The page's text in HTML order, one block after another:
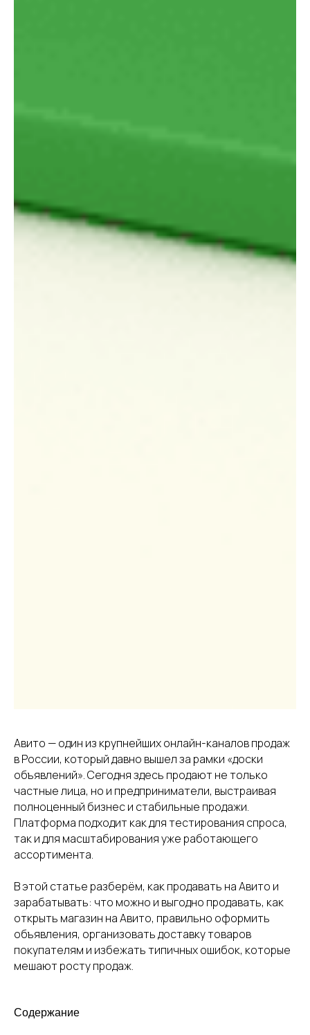
Авито — один из крупнейших онлайн-каналов продаж
в России, который давно вышел за рамки «доски
объявлений». Сегодня здесь продают не только
частные лица, но и предприниматели, выстраивая
полноценный бизнес и стабильные продажи.
Платформа подходит как для тестирования спроса,
так и для масштабирования уже работающего
ассортимента.
В этой статье разберём, как продавать на Авито и
зарабатывать: что можно и выгодно продавать, как
открыть магазин на Авито, правильно оформить
объявления, организовать доставку товаров
покупателям и избежать типичных ошибок, которые
мешают росту продаж.
Содержание